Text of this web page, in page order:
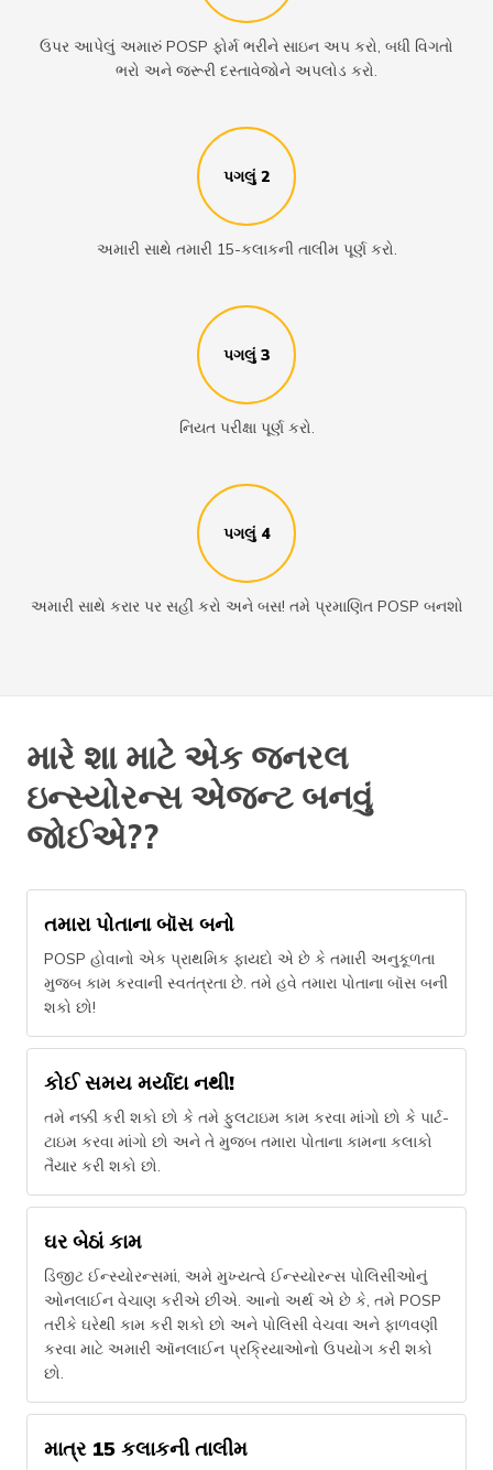
ઉપર આપેલું અમારું POSP ફોર્મ ભરીને સાઇન અપ કરો, બધી વિગતો
ભરો અને જરૂરી દસ્તાવેજોને અપલોડ કરો.
પગલું 2
અમારી સાથે તમારી 15-કલાકની તાલીમ પૂર્ણ કરો.
પગલું 3
નિયત પરીક્ષા પૂર્ણ કરો.
પગલું 4
અમારી સાથે કરાર પર સહી કરો અને બસ! તમે પ્રમાણિત POSP બનશો
મારે શા માટે એક જનરલ
ઇન્સ્યોરન્સ એજન્ટ બનવું
જોઈએ??
તમારા પોતાના બૉસ બનો
POSP હોવાનો એક પ્રાથમિક ફાયદો એ છે કે તમારી અનુકૂળતા
મુજબ કામ કરવાની સ્વતંત્રતા છે. તમે હવે તમારા પોતાના બૉસ બની
શકો છો!
કોઈ સમય મર્યાદા નથી!
તમે નક્કી કરી શકો છો કે તમે ફુલટાઇમ કામ કરવા માંગો છો કે પાર્ટ-
ટાઇમ કરવા માંગો છો અને તે મુજબ તમારા પોતાના કામના કલાકો
તૈયાર કરી શકો છો.
ઘર બેઠાં કામ
ડિજીટ ઈન્સ્યોરન્સમાં, અમે મુખ્યત્વે ઈન્સ્યોરન્સ પોલિસીઓનું
ઓનલાઈન વેચાણ કરીએ છીએ. આનો અર્થ એ છે કે, તમે POSP
તરીકે ઘરેથી કામ કરી શકો છો અને પોલિસી વેચવા અને ફાળવણી
કરવા માટે અમારી ઑનલાઈન પ્રક્રિયાઓનો ઉપયોગ કરી શકો
છો.
માત્ર 15 કલાકની તાલીમ